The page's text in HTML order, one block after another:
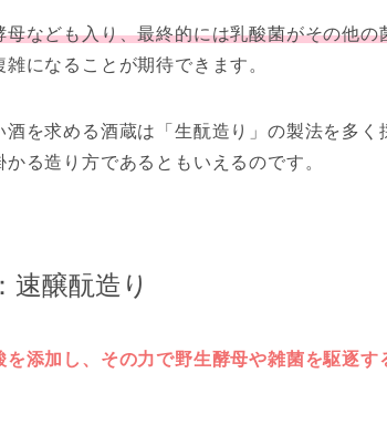
なども入り、最終的には乳酸菌がその他の
になることが期待できます。
を求める酒蔵は「生酛造り」の製法を多く
る造り方であるともいえるのです。
速醸酛造り
添加し、その力で野生酵母や雑菌を駆逐す